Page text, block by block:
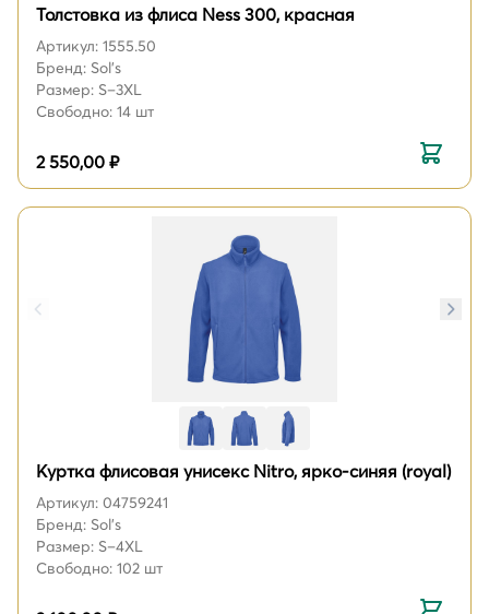
Толстовка из флиса Ness 300, красная
Артикул: 1555.50
Бренд: Sol's
Размер: S–3XL
Свободно: 14 шт
2 550,00 ₽
Куртка флисовая унисекс Nitro, ярко-синяя (royal)
Артикул: 04759241
Бренд: Sol's
Размер: S–4XL
Свободно: 102 шт